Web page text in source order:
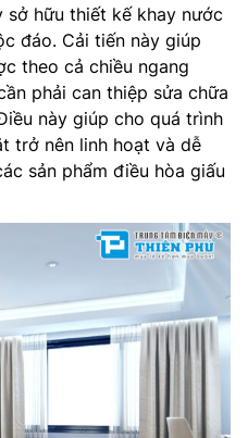
sở hữu thiết kế khay nước
đáo. Cải tiến này giúp
theo cả chiều ngang
phải can thiệp sửa chữa
này giúp cho quá trình
trở nên linh hoạt và dễ
sản phẩm điều hòa giấu